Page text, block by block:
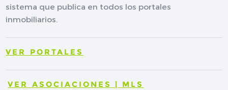
sistema que publica en todos los portales
inmobiliarios.
VER PORTALES
VER ASOCIACIONES | MLS